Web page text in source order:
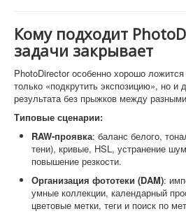
Кому подходит
задачи закрывает
PhotoDirector особенно хорошо
только «подкрутить экспозицию», но и
результата без прыжков между
Типовые сценарии:
RAW-проявка: баланс белого,
тени), кривые, HSL, устранение
повышение резкости.
Организация фототеки (DAM):
умные коллекции, календарный
цветовые метки, теги и поиск по